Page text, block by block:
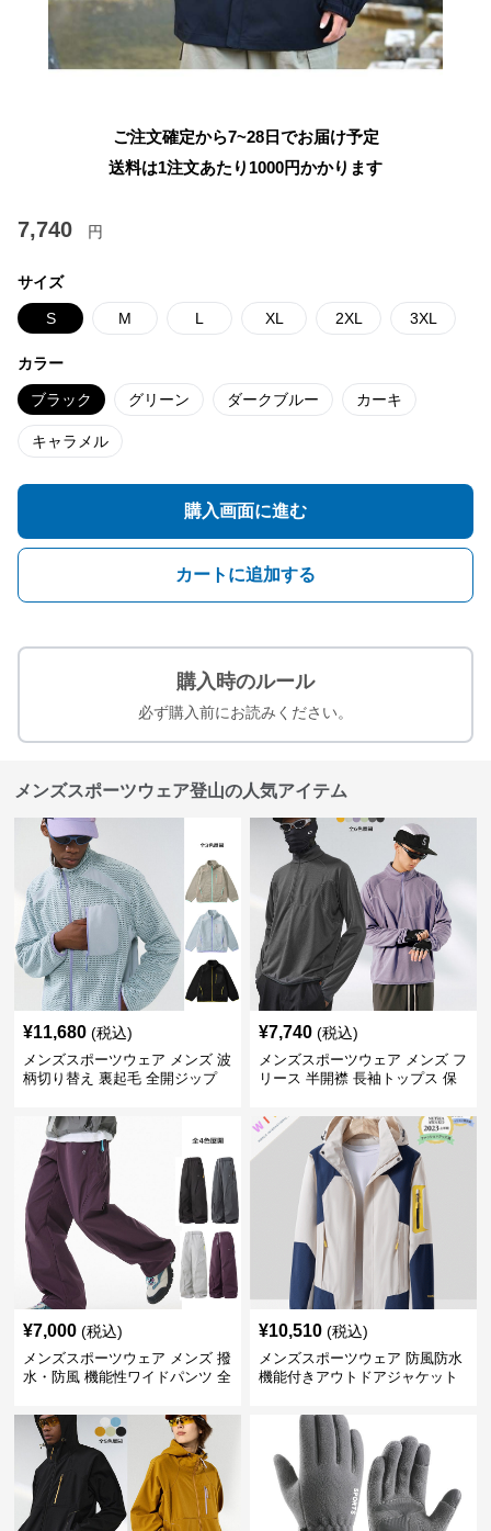
ご注文確定から7~28日でお届け予定
送料は1注文あたり 1000円かかります
7,740 円
サイズ
S M L XL 2XL 3XL
カラー
ブラック グリーン ダークブルー カーキ
キャラメル
購入画面に進む
カートに追加する
購入時のルール
必ず購入前にお読みください。
メンズスポーツウェア登山の人気アイテム
¥11,680 (税込)
メンズスポーツウェア メンズ 波
柄切り替え 裏起毛 全開ジップ
¥7,740 (税込)
メンズスポーツウェア メンズ フ
リース 半開襟 長袖トップス 保
¥7,000 (税込)
メンズスポーツウェア メンズ 撥
水・防風 機能性ワイドパンツ 全
¥10,510 (税込)
メンズスポーツウェア 防風防水
機能付きアウトドアジャケット